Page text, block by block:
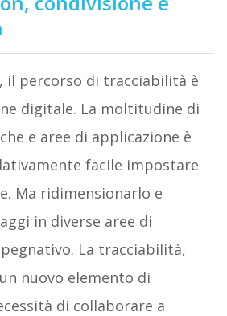
il percorso di tracciabilità è
digitale. La moltitudine di
e aree di applicazione è
facile impostare
Ma ridimensionarlo e
in diverse aree di
La tracciabilità,
nuovo elemento di
di collaborare a